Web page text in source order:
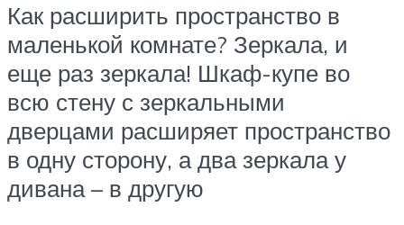
Как расширить пространство в
маленькой комнате? Зеркала, и
еще раз зеркала! Шкаф-купе во
всю стену с зеркальными
дверцами расширяет пространство
в одну сторону, а два зеркала у
дивана – в другую